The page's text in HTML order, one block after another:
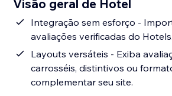
Visão geral de Hotel
Integração sem esforço -
avaliações verificadas do
Layouts versáteis - Exiba
carrosséis, distintivos ou
complementar seu site.